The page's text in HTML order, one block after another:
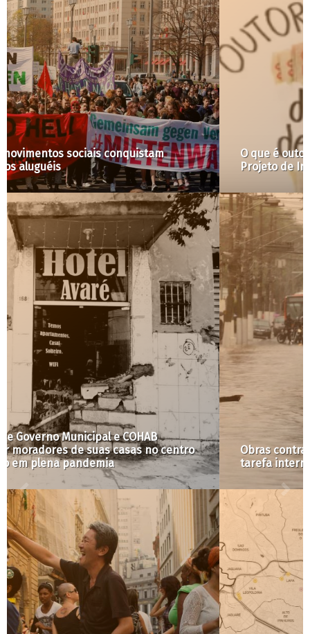
O que é outorga onerosa do direito de construir e
Projeto de Intervenção Urbana (PIU)?
Obras contra enchentes lembram Sísifo e sua
tarefa interminável